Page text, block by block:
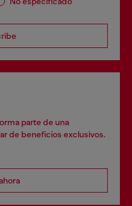
parte de una
de beneficios exclusivos.